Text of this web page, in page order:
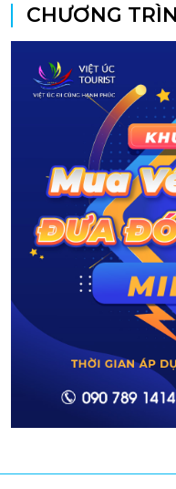
CHƯƠNG